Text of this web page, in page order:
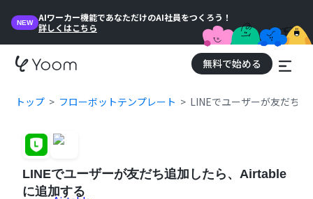
NEW
AIワーカー機能であなただけのAI社員をつくろう！
詳しくはこちら
無料で始める
トップ フローボットテンプレート LINEでユーザーが友だち
LINEでユーザーが友だち追加したら、Airtable
に追加する